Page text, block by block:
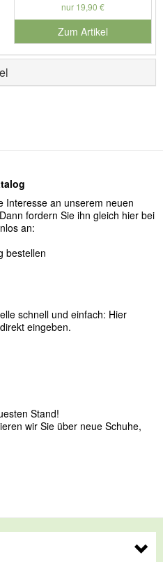
nur 19,90 €
Zum Artikel
Interesse an unserem neuen
fordern Sie ihn gleich hier bei
an:
bestellen
schnell und einfach: Hier
eingeben.
Stand!
wir Sie über neue Schuhe,